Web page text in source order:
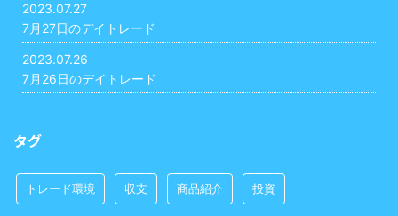
2023.07.27
7月27日のデイトレード
2023.07.26
7月26日のデイトレード
タグ
トレード環境 収支 商品紹介 投資